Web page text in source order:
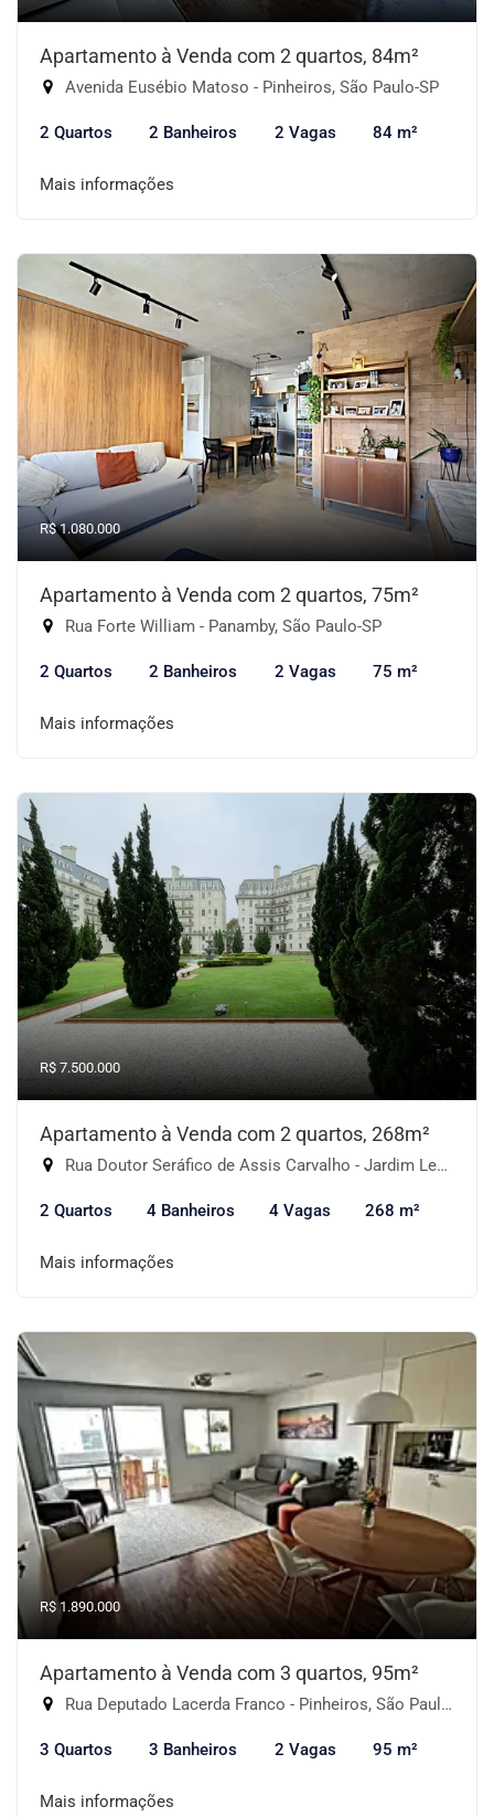
Apartamento à Venda com 2 quartos, 84m²
Avenida Eusébio Matoso - Pinheiros, São Paulo-SP
2 Quartos 2 Banheiros 2 Vagas 84 m²
Mais informações
R$ 1.080.000
Apartamento à Venda com 2 quartos, 75m²
Rua Forte William - Panamby, São Paulo-SP
2 Quartos 2 Banheiros 2 Vagas 75 m²
Mais informações
R$ 7.500.000
Apartamento à Venda com 2 quartos, 268m²
Rua Doutor Seráfico de Assis Carvalho - Jardim Leonor, São Paulo-SP
2 Quartos 4 Banheiros 4 Vagas 268 m²
Mais informações
R$ 1.890.000
Apartamento à Venda com 3 quartos, 95m²
Rua Deputado Lacerda Franco - Pinheiros, São Paulo-SP
3 Quartos 3 Banheiros 2 Vagas 95 m²
Mais informações